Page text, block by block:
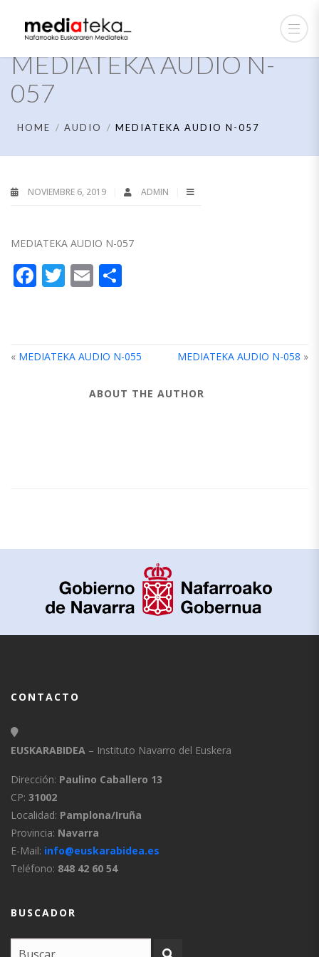
MEDIATEKA AUDIO N-
057
HOME AUDIO MEDIATEKA AUDIO N-057
NOVIEMBRE 6, 2019 ADMIN
MEDIATEKA AUDIO N-057
Facebook
Twitter
Email
« MEDIATEKA AUDIO N-055 MEDIATEKA AUDIO N-058 »
ABOUT THE AUTHOR
CONTACTO
EUSKARABIDEA – Instituto Navarro del Euskera
Dirección: Paulino Caballero 13
CP: 31002
Localidad: Pamplona/Iruña
Provincia: Navarra
E-Mail: info@euskarabidea.es
Teléfono: 848 42 60 54
BUSCADOR